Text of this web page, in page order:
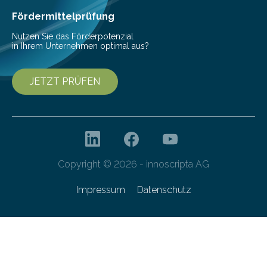
interessierte Studierende bei zwei Terminen…
Fördermittelprüfung
Nutzen Sie das Förderpotenzial
in Ihrem Unternehmen optimal aus?
JETZT PRÜFEN
Copyright © 2026 - innoscripta AG
Impressum Datenschutz